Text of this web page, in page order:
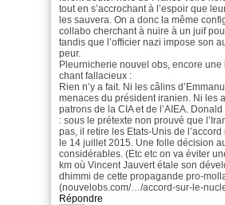
tout en s’accrochant à l’espoir que
les sauvera. On a donc la même
collabo cherchant à nuire à un juif
tandis que l’officier nazi impose son
peur.
Pleurnicherie nouvel obs, encore une
chant fallacieux :
Rien n’y a fait. Ni les câlins
menaces du président iranien. Ni les
patrons de la CIA et de l’AIEA.
: sous le prétexte non prouvé que
pas, il retire les Etats-Unis de
le 14 juillet 2015. Une folle décision
considérables. (Etc etc on va éviter
km où Vincent Jauvert étale son
dhimmi de cette propagande pro-
(nouvelobs.com/…/accord-sur-le-
Répondre